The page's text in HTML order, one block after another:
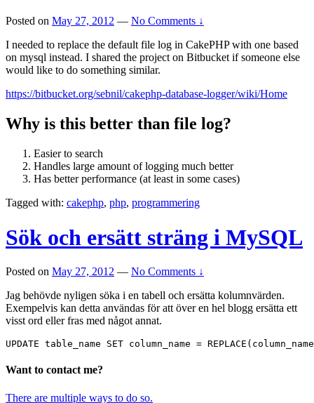
Posted on May 27, 2012 — No Comments ↓
I needed to replace the default file log in CakePHP with one based
on mysql instead. I shared the project on Bitbucket if someone else
would like to do something similar.
https://bitbucket.org/sebnil/cakephp-database-logger/wiki/Home
Why is this better than file log?
Easier to search
Handles large amount of logging much better
Has better performance (at least in some cases)
Tagged with: cakephp, php, programmering
Sök och ersätt sträng i MySQL
Posted on May 27, 2012 — No Comments ↓
Jag behövde nyligen söka i en tabell och ersätta kolumnvärden.
Exempelvis kan detta användas för att över en hel blogg ersätta ett
visst ord eller fras med något annat.
UPDATE table_name SET column_name =
Want to contact me?
There are multiple ways to do so.